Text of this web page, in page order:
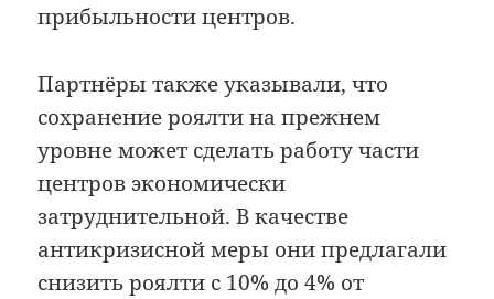
прибыльности центров.
Партнёры также указывали, что
сохранение роялти на прежнем
уровне может сделать работу части
центров экономически
затруднительной. В качестве
антикризисной меры они предлагали
снизить роялти с 10% до 4% от